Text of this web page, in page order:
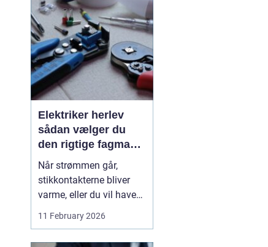
nødve...
Elektriker herlev
sådan vælger du
den rigtige fagmand
til din el-opgave
Når strømmen går,
stikkontakterne bliver
varme, eller du vil have
ny belysning i hjemmet,
bliver valget af elektriker
11 February 2026